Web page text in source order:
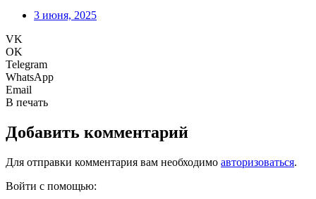
3 июня, 2025
VK
OK
Telegram
WhatsApp
Email
В печать
Добавить комментарий
Для отправки комментария вам необходимо авторизоваться.
Войти с помощью: